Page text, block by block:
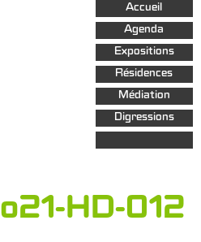
Aller au
contenu
principal
Accueil
Agenda
Expositions
Résidences
Médiation
Digressions
HD-012